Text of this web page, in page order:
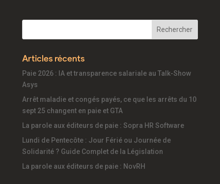
Articles récents
Paie 2026 : IA et transparence salariale au Talk-Show
Asys
Arrêt maladie et congés payés, ce que les arrêts du 10
sept 25 changent en paie et GTA
La parole aux éditeurs de paie : Sopra HR Software
Lundi de Pentecôte : Jour Férié ou Journée de
Solidarité ? Guide Complet de la Législation
La parole aux éditeurs de paie : NovRH